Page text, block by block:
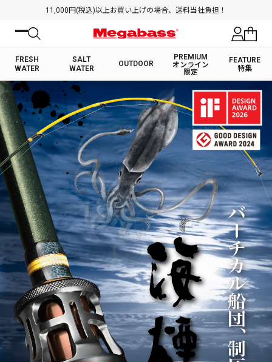
11,000円(税込)以上お買い上げの場合、送料当社負担！
FRESH
WATER
FRESH WATER TOP
BASS ROD BASS LURE TROUT ROD TROUT LURE
SALT
WATER
SALT WATER TOP
SALTWATER ROD SALTWATER LURE
OUTDOOR
PREMIUM
オンライン
限定
FEATURE
特集
絞り込み検索
キーワード
カテゴリ
PREMIUM オンライン限定
FRESH WATER
SALT WATER
OUTDOOR